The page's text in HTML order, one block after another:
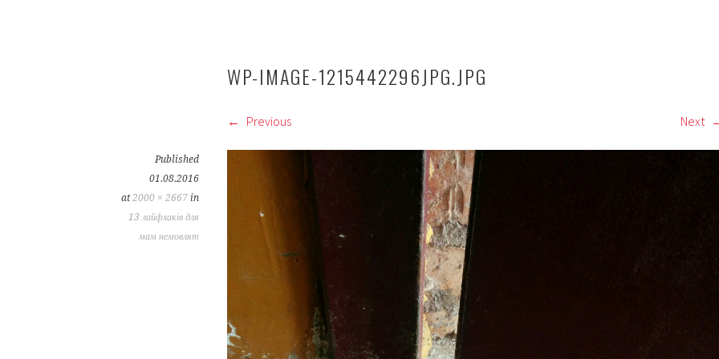
WP-IMAGE-1215442296JPG.JPG
Previous Next
Published
01.08.2016
at2000 × 2667 in
13 лайфхаків для
мам немовлят